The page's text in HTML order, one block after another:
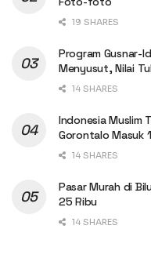
19 SHARES
Program Gusnar-
Menyusut, Nilai
14 SHARES
Indonesia Muslim
Gorontalo Masuk
14 SHARES
Pasar Murah di
25 Ribu
14 SHARES